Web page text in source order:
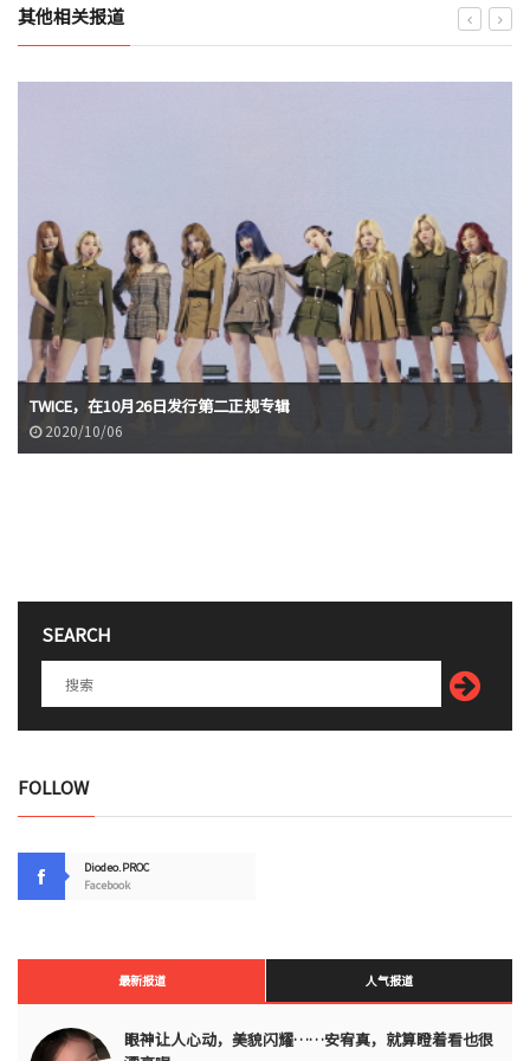
其他相关报道
TWICE，在10月26日发行第二正规专辑
2020/10/06
SEARCH
FOLLOW
Diodeo.PROC
Facebook
最新报道 人气报道
眼神让人心动，美貌闪耀……安宥真，就算瞪着看也很